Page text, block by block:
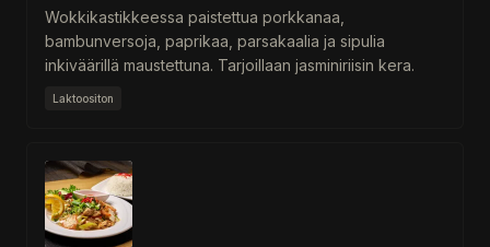
Wokkikastikkeessa paistettua porkkanaa,
bambunversoja, paprikaa, parsakaalia ja sipulia
inkiväärillä maustettuna. Tarjoillaan jasminiriisin kera.
Laktoositon